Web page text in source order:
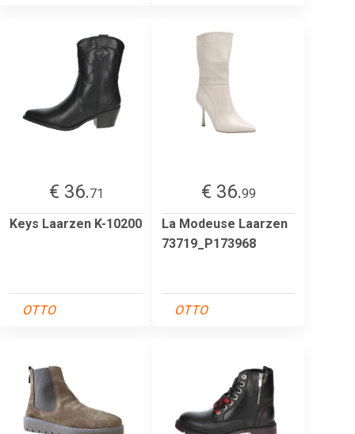
€ 36.71
Keys Laarzen K-10200
OTTO
€ 36.99
La Modeuse Laarzen
73719_P173968
OTTO